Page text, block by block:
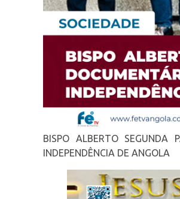
BISPO ALBERTO SEGUNDA
INDEPENDÊNCIA DE ANGOLA